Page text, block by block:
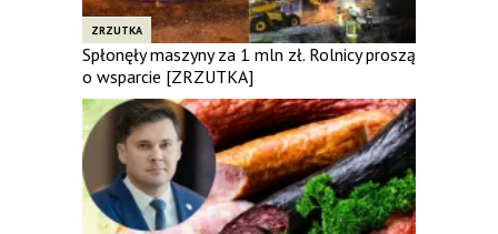
ZRZUTKA
Spłonęły maszyny za 1 mln zł. Rolnicy proszą
o wsparcie [ZRZUTKA]